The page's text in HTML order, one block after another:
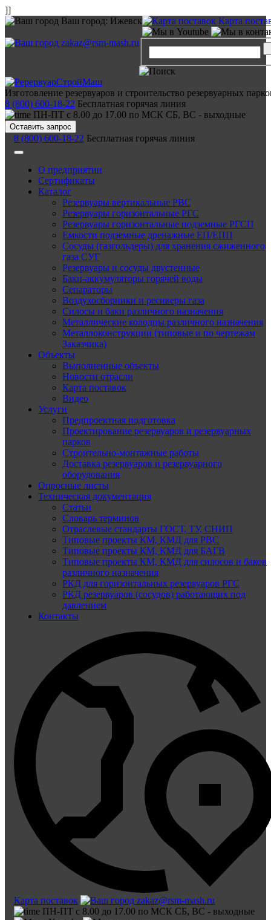
]]
Ваш город: Ижевск Карта
zakaz@rsm-mash.ru
Изготовление резервуаров и строительство резервуарных
8 (800) 600-18-22 Бесплатная горячая линия
ПН-ПТ с 8.00 до 17.00 по МСК СБ, ВС - выходные
Оставить запрос
8 (800) 600-18-22 Бесплатная горячая линия
О предприятии
Сертификаты
Каталог
Резервуары вертикальные РВС
Резервуары горизонтальные РГС
Резервуары горизонтальные подземные РГСП
Емкости подземные дренажные ЕП/ЕПП
Сосуды (газгольдеры) для хранения сжиженного
газа СУГ
Резервуары и сосуды двустенные
Баки-аккумуляторы горячей воды
Сепараторы
Воздухосборники и ресиверы газа
Силосы и баки различного назначения
Металлические колодцы различного назначения
Металлоконструкции (типовые и по чертежам
Заказчика)
Объекты
Выполненные объекты
Новости отрасли
Карта поставок
Видео
Услуги
Предпроектная подготовка
Проектирование резервуаров и резервуарных
парков
Строительно-монтажные работы
Доставка резервуаров и резервуарного
оборудования
Опросные листы
Техническая документация
Статьи
Словарь терминов
Отраслевые стандарты ГОСТ, ТУ, СНИП
Типовые проекты КМ, КМД для РВС
Типовые проекты КМ, КМД для БАГВ
Типовые проекты КМ, КМД для силосов и баков
различного назначения
РКД для горизонтальных резервуаров РГС
РКД резервуаров (сосудов) работающих под
давлением
Контакты
Карта поставок
zakaz@rsm-mash.ru
ПН-ПТ с 8.00 до 17.00 по МСК СБ, ВС - выходные